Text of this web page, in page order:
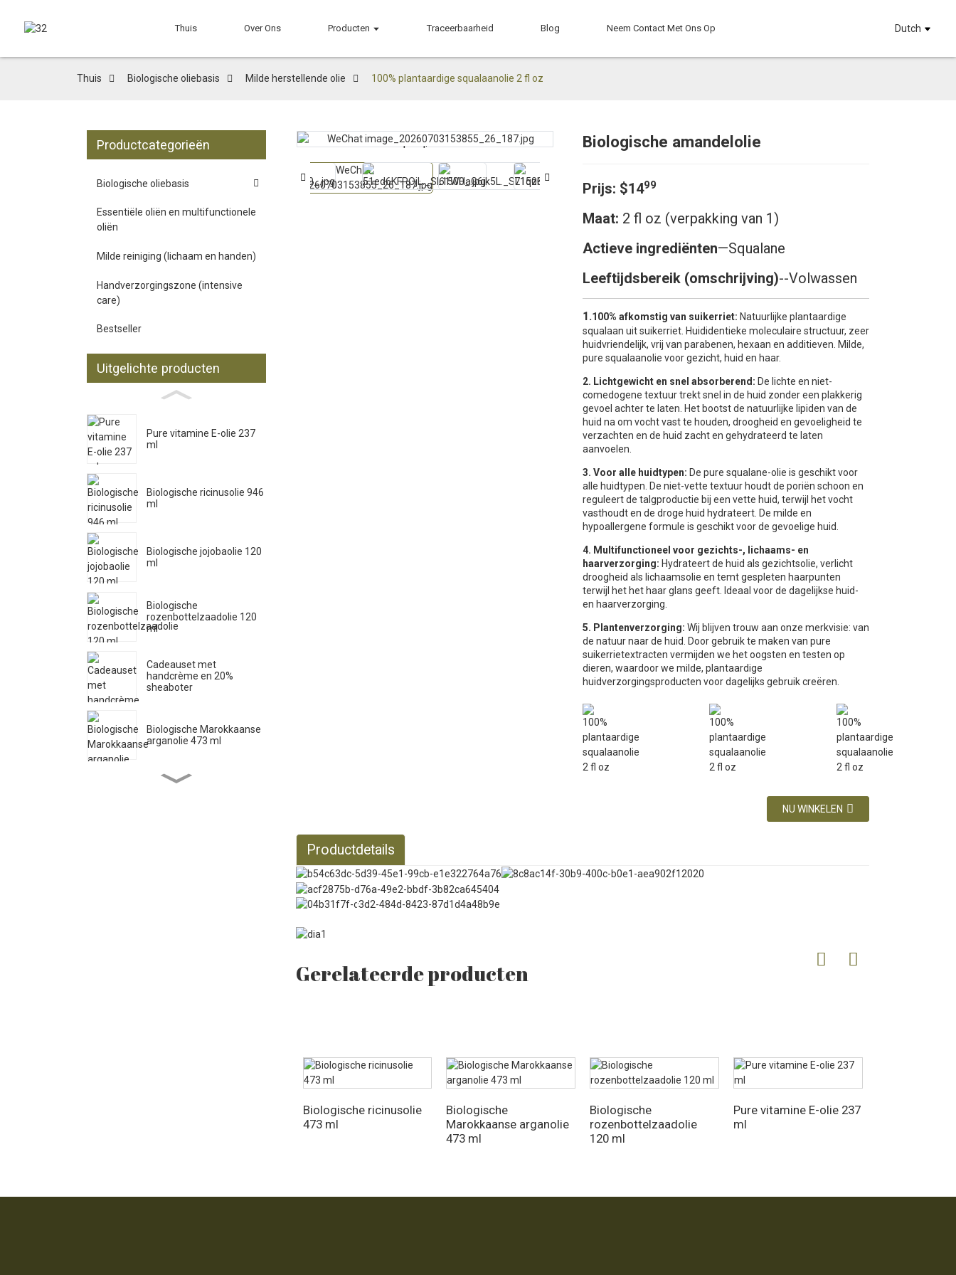
Thuis Over Ons Producten Traceerbaarheid Blog Neem Contact Met Ons Op Dutch
Thuis Biologische oliebasis Milde herstellende olie 100% plantaardige squalaanolie 2 fl oz
Productcategorieën
Biologische oliebasis
Essentiële oliën en multifunctionele
oliën
Milde reiniging (lichaam en handen)
Handverzorgingszone (intensive
care)
Bestseller
Uitgelichte producten
Pure vitamine E-olie 237
ml
Biologische ricinusolie 946
ml
Biologische jojobaolie 120
ml
Biologische
rozenbottelzaadolie 120
ml
Cadeauset met
handcrème en 20%
sheaboter
Biologische Marokkaanse
arganolie 473 ml
Loading...
Loading... Loading...
Loading... Loading...
Loading...
Biologische amandelolie
Prijs: $1499
Maat: 2 fl oz (verpakking van 1)
Actieve ingrediënten—Squalane
Leeftijdsbereik (omschrijving)--Volwassen
1.100% afkomstig van suikerriet: Natuurlijke plantaardige
squalaan uit suikerriet. Huididentieke moleculaire structuur, zeer
huidvriendelijk, vrij van parabenen, hexaan en additieven. Milde,
pure squalaanolie voor gezicht, huid en haar.
2. Lichtgewicht en snel absorberend: De lichte en niet-
comedogene textuur trekt snel in de huid zonder een plakkerig
gevoel achter te laten. Het bootst de natuurlijke lipiden van de
huid na om vocht vast te houden, droogheid en gevoeligheid te
verzachten en de huid zacht en gehydrateerd te laten
aanvoelen.
3. Voor alle huidtypen: De pure squalane-olie is geschikt voor
alle huidtypen. De niet-vette textuur houdt de poriën schoon en
reguleert de talgproductie bij een vette huid, terwijl het vocht
vasthoudt en de droge huid hydrateert. De milde en
hypoallergene formule is geschikt voor de gevoelige huid.
4. Multifunctioneel voor gezichts-, lichaams- en
haarverzorging: Hydrateert de huid als gezichtsolie, verlicht
droogheid als lichaamsolie en temt gespleten haarpunten
terwijl het het haar glans geeft. Ideaal voor de dagelijkse huid-
en haarverzorging.
5. Plantenverzorging: Wij blijven trouw aan onze merkvisie: van
de natuur naar de huid. Door gebruik te maken van pure
suikerrietextracten vermijden we het oogsten en testen op
dieren, waardoor we milde, plantaardige
huidverzorgingsproducten voor dagelijks gebruik creëren.
NU WINKELEN
Productdetails
Gerelateerde producten
Biologische ricinusolie
473 ml
Biologische
Marokkaanse arganolie
473 ml
Biologische
rozenbottelzaadolie
120 ml
Pure vitamine E-olie 237
ml